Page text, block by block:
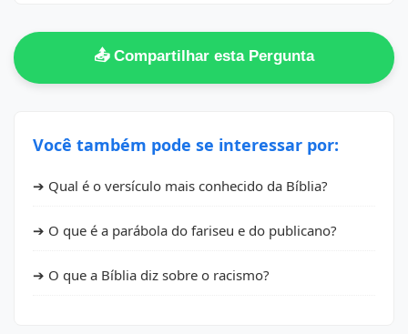
📤 Compartilhar esta Pergunta
Você também pode se interessar por:
➔ Qual é o versículo mais conhecido da Bíblia?
➔ O que é a parábola do fariseu e do publicano?
➔ O que a Bíblia diz sobre o racismo?